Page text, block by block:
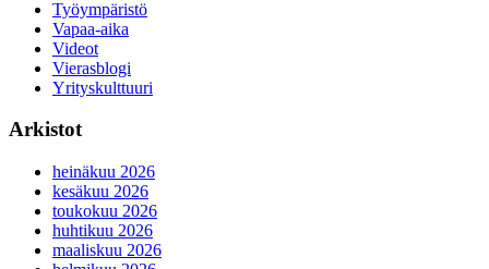
Työympäristö
Vapaa-aika
Videot
Vierasblogi
Yrityskulttuuri
Arkistot
heinäkuu 2026
kesäkuu 2026
toukokuu 2026
huhtikuu 2026
maaliskuu 2026